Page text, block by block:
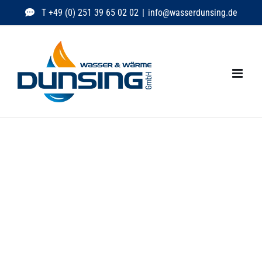
Inhalt
T +49 (0) 251 39 65 02 02 | info@wasserdunsing.de